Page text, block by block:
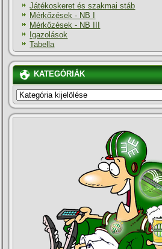
Játékoskeret és szakmai stáb
Mérkőzések - NB I
Mérkőzések - NB III
Igazolások
Tabella
KATEGÓRIÁK
KATEGÓRIÁK